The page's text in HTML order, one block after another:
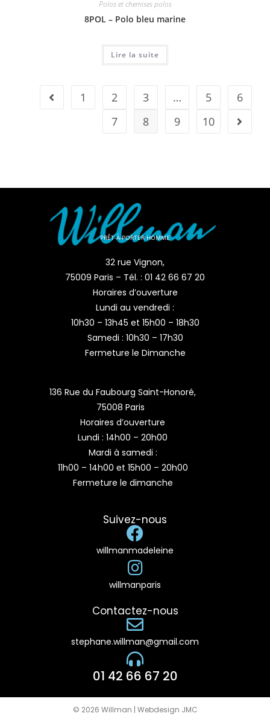
Polos et chemises polos
8POL – Polo bleu marine
Lire la suite
1 2 3 … 5
6
7
8 9 10
PRÊT-À-PORTER HOMME
32 rue Vignon,
75009 Paris – Tél. : 01 42 66 67 20
Horaires d’ouverture
Lundi au vendredi :
10h30 – 13h45 et 15h00 – 18h30
Samedi : 10h30 – 17h30
Fermeture le Dimanche
136 Rue du Faubourg Saint-Honoré,
75008 Paris
Horaires d’ouverture
Lundi : 14h00 – 20h00
Mardi à samedi :
11h00 – 14h00 et 15h00 – 20h00
Fermeture le dimanche
Suivez-nous
willmanmadeleine
willmanparis
Contactez-nous
stephane.willman@gmail.com
01 42 66 67 20
© 2026 Willman | Webdesign JMC